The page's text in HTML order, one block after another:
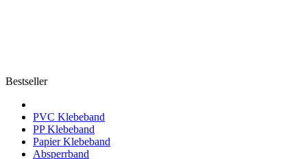
Bestseller
PVC Klebeband
PP Klebeband
Papier Klebeband
Absperrband